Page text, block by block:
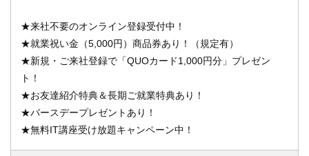
★来社不要のオンライン登録受付中！
★就業祝い金（5,000円）商品券あり！（規定有）
★新規・ご来社登録で「QUOカード1,000円分」プレゼン
ト！
★お友達紹介特典＆長期ご就業特典あり！
★バースデープレゼントあり！
★無料IT講座受け放題キャンペーン中！